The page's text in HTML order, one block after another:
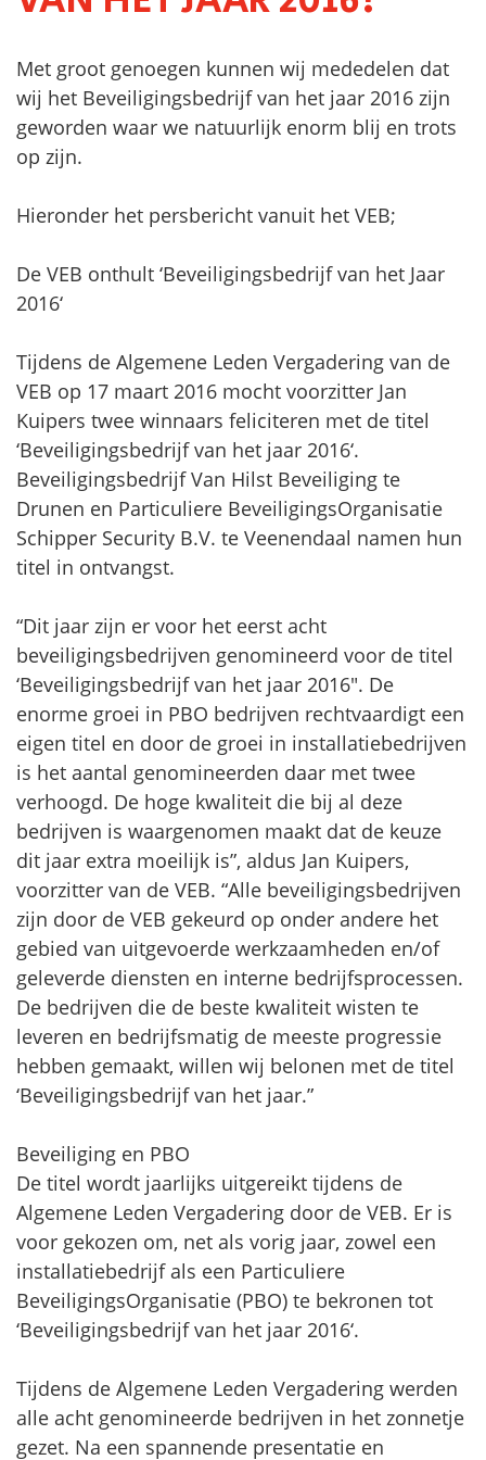
Met groot genoegen kunnen wij mededelen dat
wij het Beveiligingsbedrijf van het jaar 2016 zijn
geworden waar we natuurlijk enorm blij en trots
op zijn.
Hieronder het persbericht vanuit het VEB;
De VEB onthult ‘Beveiligingsbedrijf van het Jaar
2016‘
Tijdens de Algemene Leden Vergadering van de
VEB op 17 maart 2016 mocht voorzitter Jan
Kuipers twee winnaars feliciteren met de titel
‘Beveiligingsbedrijf van het jaar 2016‘.
Beveiligingsbedrijf Van Hilst Beveiliging te
Drunen en Particuliere BeveiligingsOrganisatie
Schipper Security B.V. te Veenendaal namen hun
titel in ontvangst.
“Dit jaar zijn er voor het eerst acht
beveiligingsbedrijven genomineerd voor de titel
‘Beveiligingsbedrijf van het jaar 2016″. De
enorme groei in PBO bedrijven rechtvaardigt een
eigen titel en door de groei in installatiebedrijven
is het aantal genomineerden daar met twee
verhoogd. De hoge kwaliteit die bij al deze
bedrijven is waargenomen maakt dat de keuze
dit jaar extra moeilijk is”, aldus Jan Kuipers,
voorzitter van de VEB. “Alle beveiligingsbedrijven
zijn door de VEB gekeurd op onder andere het
gebied van uitgevoerde werkzaamheden en/of
geleverde diensten en interne bedrijfsprocessen.
De bedrijven die de beste kwaliteit wisten te
leveren en bedrijfsmatig de meeste progressie
hebben gemaakt, willen wij belonen met de titel
‘Beveiligingsbedrijf van het jaar.”
Beveiliging en PBO
De titel wordt jaarlijks uitgereikt tijdens de
Algemene Leden Vergadering door de VEB. Er is
voor gekozen om, net als vorig jaar, zowel een
installatiebedrijf als een Particuliere
BeveiligingsOrganisatie (PBO) te bekronen tot
‘Beveiligingsbedrijf van het jaar 2016‘.
Tijdens de Algemene Leden Vergadering werden
alle acht genomineerde bedrijven in het zonnetje
gezet. Na een spannende presentatie en